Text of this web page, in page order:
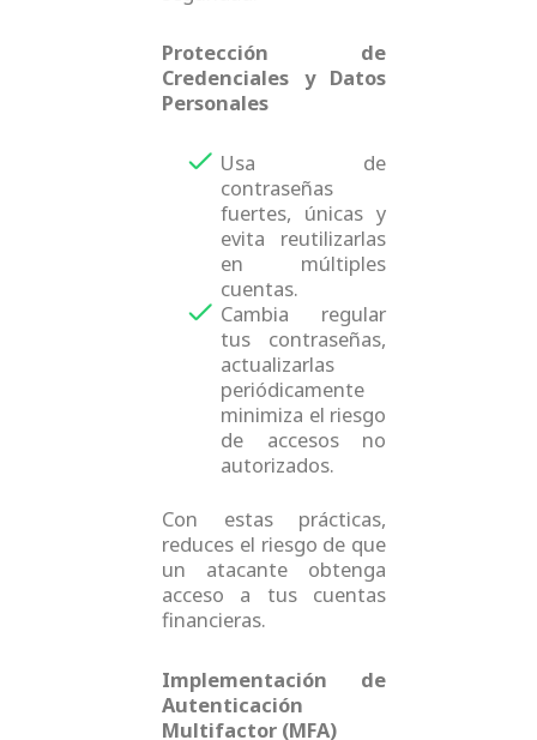
Protección de
Credenciales y Datos
Personales
Usa de
contraseñas
fuertes, únicas y
evita reutilizarlas
en múltiples
cuentas.
Cambia regular
tus contraseñas,
actualizarlas
periódicamente
minimiza el riesgo
de accesos no
autorizados.
Con estas prácticas,
reduces el riesgo de que
un atacante obtenga
acceso a tus cuentas
financieras.
Implementación de
Autenticación
Multifactor (MFA)